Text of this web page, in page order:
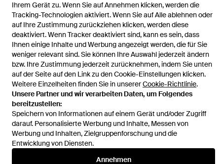
Ihrem Gerät zu. Wenn Sie auf Annehmen klicken, werden die
Tracking-Technologien aktiviert. Wenn Sie auf Alle ablehnen oder
auf Ihre Zustimmung zurückziehen klicken, werden diese
deaktiviert. Wenn Tracker deaktiviert sind, kann es sein, dass
Ihnen einige Inhalte und Werbung angezeigt werden, die für Sie
weniger relevant sind. Sie können Ihre Auswahl jederzeit ändern
bzw. Ihre Zustimmung jederzeit zurücknehmen, indem Sie unten
auf der Seite auf den Link zu den Cookie-Einstellungen klicken.
Weitere Einzelheiten finden Sie in unsererCookie-Richtlinie.
Unsere Partner und wir verarbeiten Daten, um Folgendes
bereitzustellen:
Speichern von Informationen auf einem Gerät und/oder Zugriff
darauf. Personalisierte Werbung und Inhalte, Messen von
Werbung und Inhalten, Zielgruppenforschung und die
Entwicklung von Diensten.
Annehmen
Hilfe und Informationen